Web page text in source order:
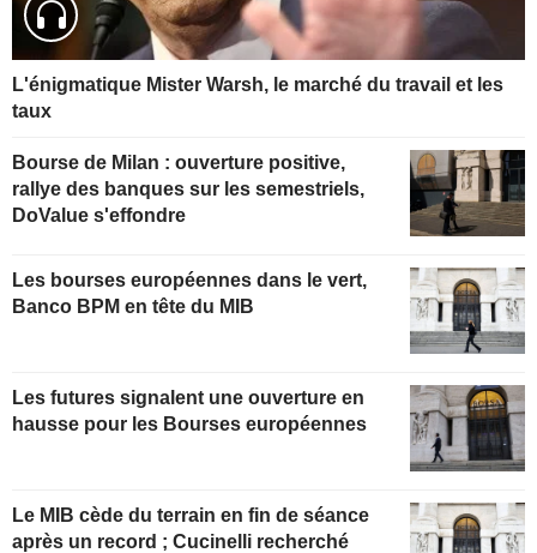
L'énigmatique Mister Warsh, le marché du travail et les
taux
Bourse de Milan : ouverture positive,
rallye des banques sur les semestriels,
DoValue s'effondre
Les bourses européennes dans le vert,
Banco BPM en tête du MIB
Les futures signalent une ouverture en
hausse pour les Bourses européennes
Le MIB cède du terrain en fin de séance
après un record ; Cucinelli recherché